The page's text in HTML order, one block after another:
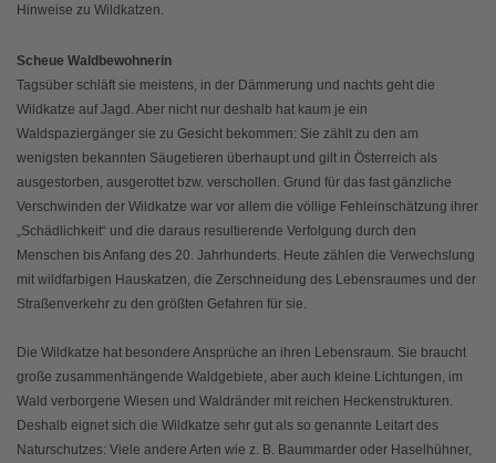
Hinweise zu Wildkatzen.
Scheue Waldbewohnerin
Tagsüber schläft sie meistens, in der Dämmerung und nachts geht die
Wildkatze auf Jagd. Aber nicht nur deshalb hat kaum je ein
Waldspaziergänger sie zu Gesicht bekommen: Sie zählt zu den am
wenigsten bekannten Säugetieren überhaupt und gilt in Österreich als
ausgestorben, ausgerottet bzw. verschollen. Grund für das fast gänzliche
Verschwinden der Wildkatze war vor allem die völlige Fehleinschätzung ihrer
„Schädlichkeit“ und die daraus resultierende Verfolgung durch den
Menschen bis Anfang des 20. Jahrhunderts. Heute zählen die Verwechslung
mit wildfarbigen Hauskatzen, die Zerschneidung des Lebensraumes und der
Straßenverkehr zu den größten Gefahren für sie.
Die Wildkatze hat besondere Ansprüche an ihren Lebensraum. Sie braucht
große zusammenhängende Waldgebiete, aber auch kleine Lichtungen, im
Wald verborgene Wiesen und Waldränder mit reichen Heckenstrukturen.
Deshalb eignet sich die Wildkatze sehr gut als so genannte Leitart des
Naturschutzes: Viele andere Arten wie z. B. Baummarder oder Haselhühner,